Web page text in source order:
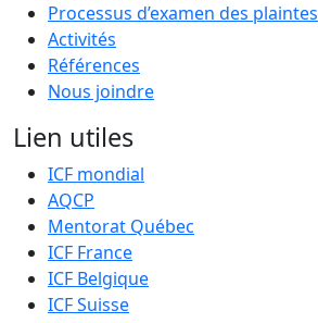
Processus d’examen des plaintes
Activités
Références
Nous joindre
Lien utiles
ICF mondial
AQCP
Mentorat Québec
ICF France
ICF Belgique
ICF Suisse